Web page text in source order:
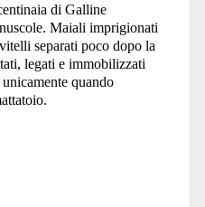
di Galline
Maiali imprigionati
separati poco dopo la
legati e immobilizzati
quando